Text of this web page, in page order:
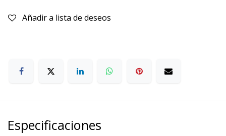
Añadir a lista de deseos
Especificaciones